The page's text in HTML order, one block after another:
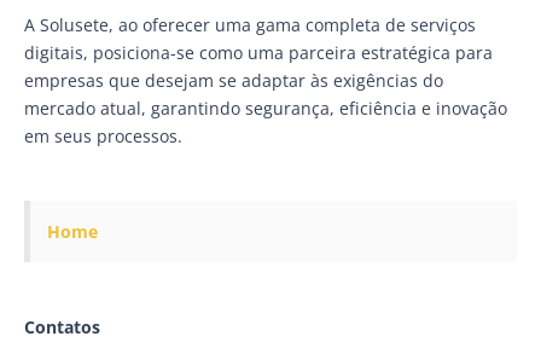
A Solusete, ao oferecer uma gama completa de serviços
digitais, posiciona-se como uma parceira estratégica para
empresas que desejam se adaptar às exigências do
mercado atual, garantindo segurança, eficiência e inovação
em seus processos.
Home
Contatos